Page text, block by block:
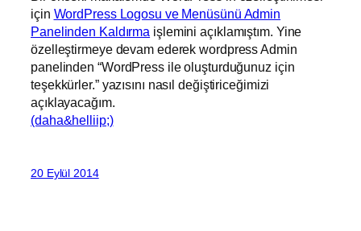
için WordPress Logosu ve Menüsünü Admin
Panelinden Kaldırma işlemini açıklamıştım. Yine
özelleştirmeye devam ederek wordpress Admin
panelinden “WordPress ile oluşturduğunuz için
teşekkürler.” yazısını nasıl değiştiriceğimizi
açıklayacağım.
(daha&helliip;)
20 Eylül 2014